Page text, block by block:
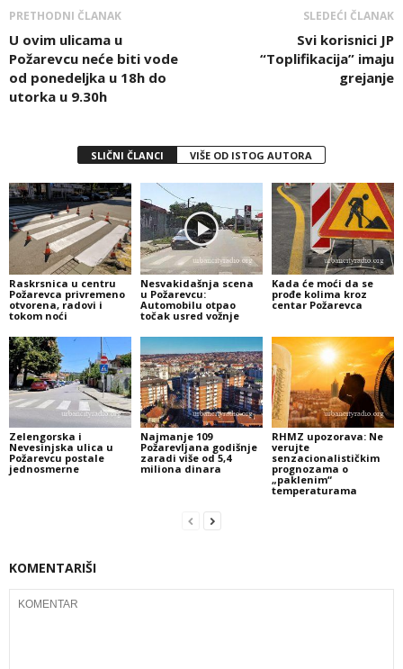
PRETHODNI ČLANAK
U ovim ulicama u
Požarevcu neće biti vode
od ponedeljka u 18h do
utorka u 9.30h
SLEDEĆI ČLANAK
Svi korisnici JP
“Toplifikacija” imaju
grejanje
SLIČNI ČLANCI VIŠE OD ISTOG AUTORA
Raskrsnica u centru
Požarevca privremeno
otvorena, radovi i
tokom noći
Nesvakidašnja scena
u Požarevcu:
Automobilu otpao
točak usred vožnje
Kada će moći da se
prođe kolima kroz
centar Požarevca
Zelengorska i
Nevesinjska ulica u
Požarevcu postale
jednosmerne
Najmanje 109
Požarevljana godišnje
zaradi više od 5,4
miliona dinara
RHMZ upozorava: Ne
verujte
senzacionalističkim
prognozama o
„paklenim“
temperaturama
KOMENTARIŠI